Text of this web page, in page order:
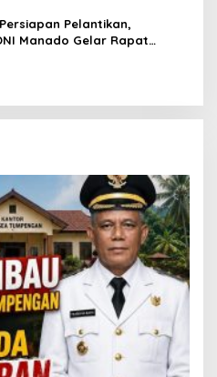
Pelantikan,
Manado Gelar Rapat